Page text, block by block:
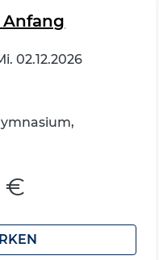
Anfang
02.12.2026
€